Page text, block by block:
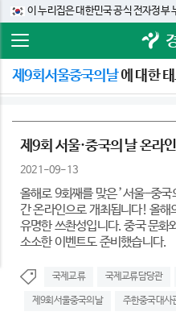
이 누리집은 대한민국 공식 전자정부
제9회서울중국의날에 대한
제9회 서울·중국의 날 온라
2021-09-13
올해로 9회째를 맞은 ’서울-중
간 온라인으로 개최됩니다! 올해
유명한 쓰촨성입니다. 중국 문화
소소한 이벤트도 준비했습니다.
국제교류 국제교류담당관
제9회서울중국의날 주한중국대사